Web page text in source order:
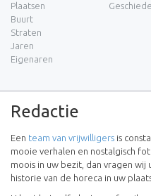
Plaatsen
Buurt
Straten
Jaren
Eigenaren
Redactie
Een team van vrijwilligers is
mooie verhalen en nostalgisch
moois in uw bezit, dan vragen
historie van de horeca in uw